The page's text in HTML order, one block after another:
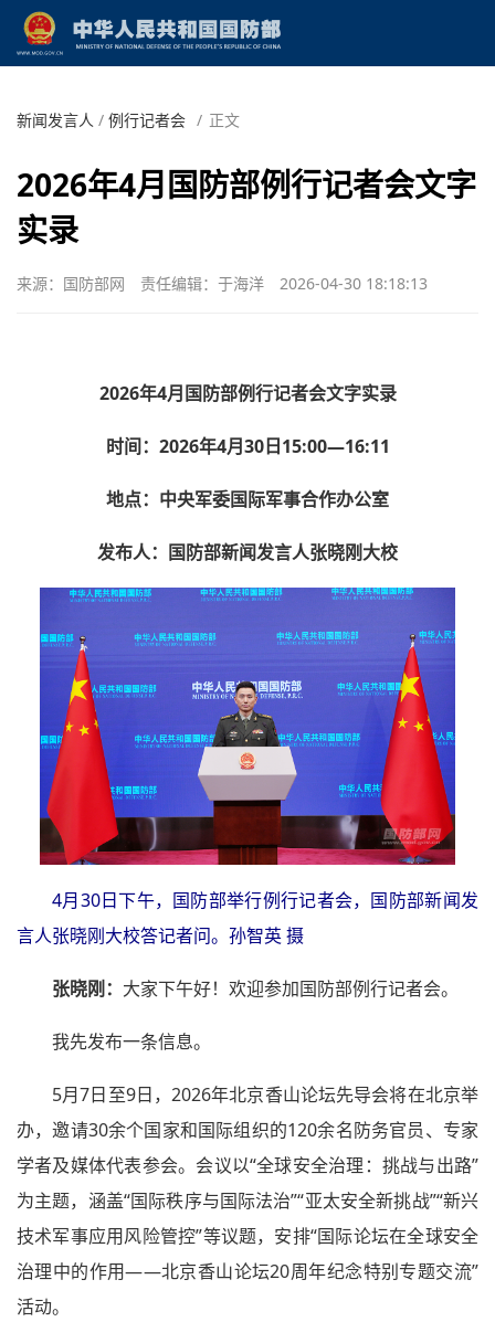
新闻发言人 / 例行记者会 / 正文
2026年4月国防部例行记者会文字
实录
来源：国防部网 责任编辑：于海洋 2026-04-30 18:18:13
2026年4月国防部例行记者会文字实录
时间：2026年4月30日15:00—16:11
地点：中央军委国际军事合作办公室
发布人：国防部新闻发言人张晓刚大校
4月30日下午，国防部举行例行记者会，国防部新闻发
言人张晓刚大校答记者问。孙智英 摄
张晓刚： 大家下午好！欢迎参加国防部例行记者会。
我先发布一条信息。
5月7日至9日，2026年北京香山论坛先导会将在北京举
办，邀请30余个国家和国际组织的120余名防务官员、专家
学者及媒体代表参会。会议以“全球安全治理：挑战与出路”
为主题，涵盖“国际秩序与国际法治”“亚太安全新挑战”“新兴
技术军事应用风险管控”等议题，安排“国际论坛在全球安全
治理中的作用——北京香山论坛20周年纪念特别专题交流”
活动。